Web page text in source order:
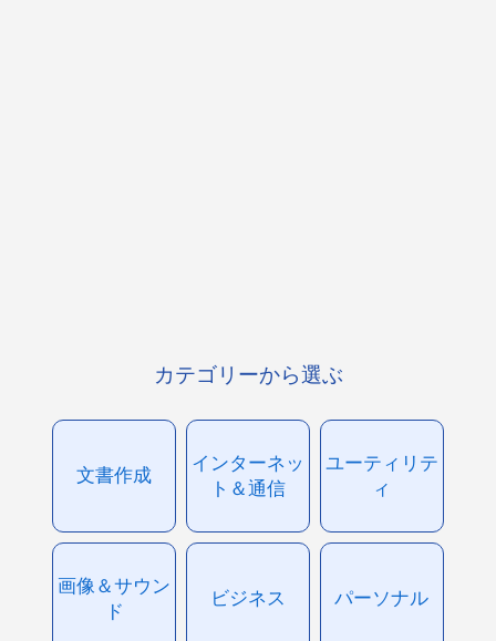
カテゴリーから選ぶ
文書作成
インターネッ
ト＆通信
ユーティリテ
ィ
画像＆サウン
ド
ビジネス パーソナル